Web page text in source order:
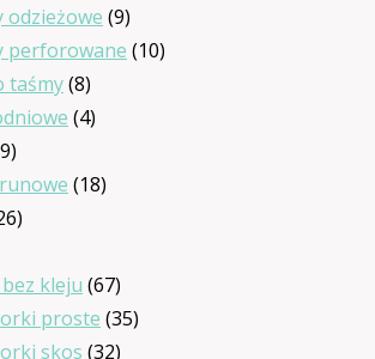
produktów
odzieżowe 99
produktów
perforowane 1010
taśmy 88
produktów
44
19
produktów
1818
26
kleju 6767
produktów
proste 3535
skos 3232